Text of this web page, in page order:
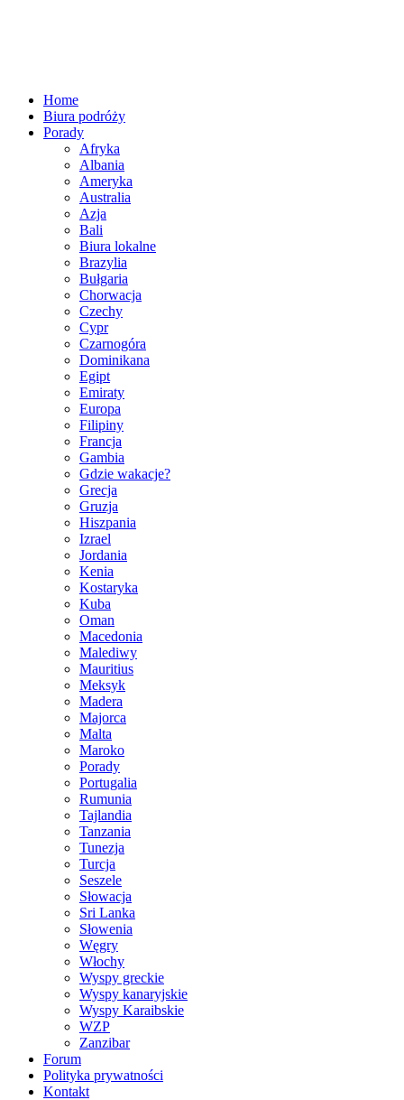
Home
Biura podróży
Porady
Afryka
Albania
Ameryka
Australia
Azja
Bali
Biura lokalne
Brazylia
Bułgaria
Chorwacja
Czechy
Cypr
Czarnogóra
Dominikana
Egipt
Emiraty
Europa
Filipiny
Francja
Gambia
Gdzie wakacje?
Grecja
Gruzja
Hiszpania
Izrael
Jordania
Kenia
Kostaryka
Kuba
Oman
Macedonia
Malediwy
Mauritius
Meksyk
Madera
Majorca
Malta
Maroko
Porady
Portugalia
Rumunia
Tajlandia
Tanzania
Tunezja
Turcja
Seszele
Słowacja
Sri Lanka
Słowenia
Węgry
Włochy
Wyspy greckie
Wyspy kanaryjskie
Wyspy Karaibskie
WZP
Zanzibar
Forum
Polityka prywatności
Kontakt